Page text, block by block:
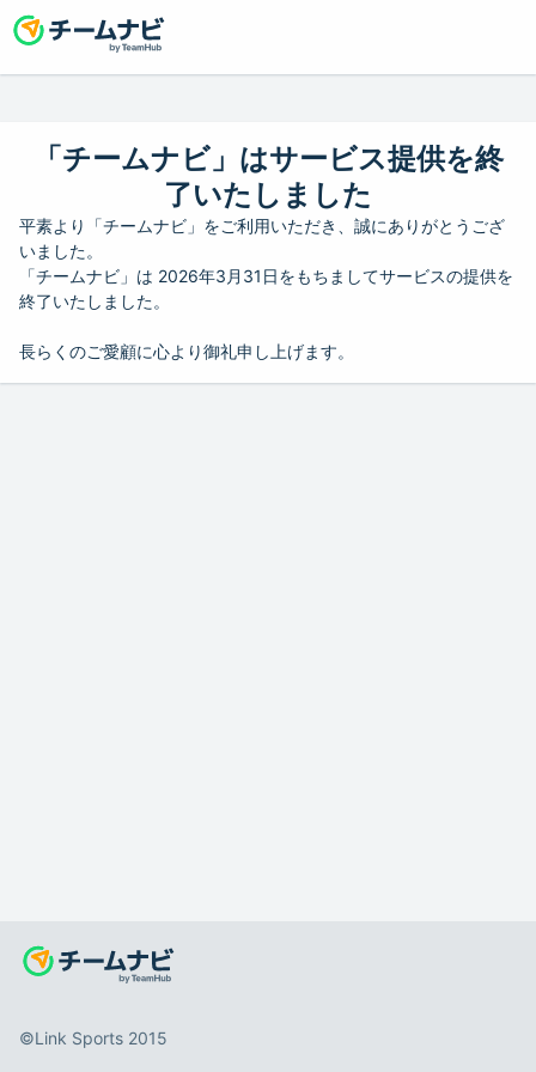
「チームナビ」はサービス提供を終
了いたしました
平素より「チームナビ」をご利用いただき、誠にありがとうござ
いました。
「チームナビ」は 2026年3月31日をもちましてサービスの提供を
終了いたしました。
長らくのご愛顧に心より御礼申し上げます。
©️Link Sports 2015